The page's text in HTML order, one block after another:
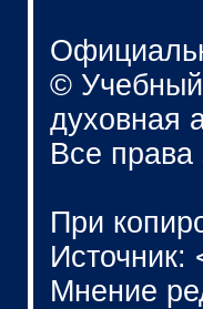
©
духовная
Все
При
Мнение